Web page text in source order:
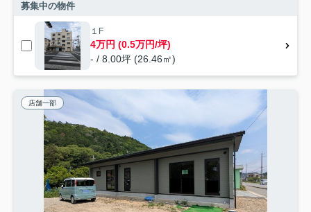
募集中の物件
１F
4万円 (0.5万円/坪)
- / 8.00坪 (26.46㎡)
店舗一部